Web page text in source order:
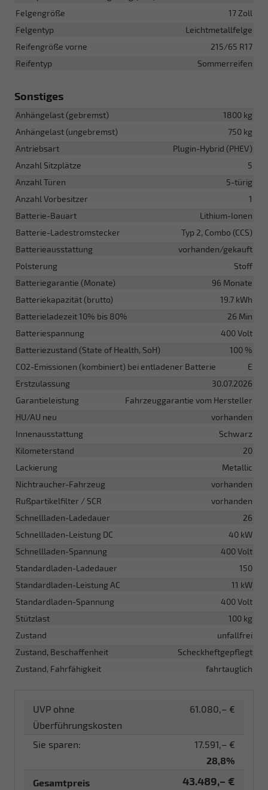
Felgengröße
17 Zoll
Felgentyp
Leichtmetallfelge
Reifengröße vorne
215/65 R17
Reifentyp
Sommerreifen
Sonstiges
Anhängelast (gebremst)
1800 kg
Anhängelast (ungebremst)
750 kg
Antriebsart
Plugin-Hybrid (PHEV)
Anzahl Sitzplätze
5
Anzahl Türen
5-türig
Anzahl Vorbesitzer
1
Batterie-Bauart
Lithium-Ionen
Batterie-Ladestromstecker
Typ 2, Combo (CCS)
Batterieausstattung
vorhanden/gekauft
Polsterung
Stoff
Batteriegarantie (Monate)
96 Monate
Batteriekapazität (brutto)
19.7 kWh
Batterieladezeit 10% bis 80%
26 Min
Batteriespannung
400 Volt
Batteriezustand (State of Health, SoH)
100 %
CO2-Emissionen (kombiniert) bei entladener Batterie
E
Erstzulassung
30.07.2026
Garantieleistung
Fahrzeuggarantie vom Hersteller
HU/AU neu
vorhanden
Innenausstattung
Schwarz
Kilometerstand
20
Lackierung
Metallic
Nichtraucher-Fahrzeug
vorhanden
Rußpartikelfilter / SCR
vorhanden
Schnellladen-Ladedauer
26
Schnellladen-Leistung DC
40 kW
Schnellladen-Spannung
400 Volt
Standardladen-Ladedauer
150
Standardladen-Leistung AC
11 kW
Standardladen-Spannung
400 Volt
Stützlast
100 kg
Zustand
unfallfrei
Zustand, Beschaffenheit
Scheckheftgepflegt
Zustand, Fahrfähigkeit
fahrtauglich
UVP ohne
Überführungskosten
61.080,– €
Sie sparen:
17.591,– €
28,8%
Gesamtpreis
43.489,– €